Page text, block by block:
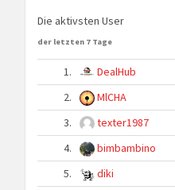
Die aktivsten User
der letzten 7 Tage
1. DealHub
2.
MlCHA
3.
texter1987
4.
bimbambino
5.
diki